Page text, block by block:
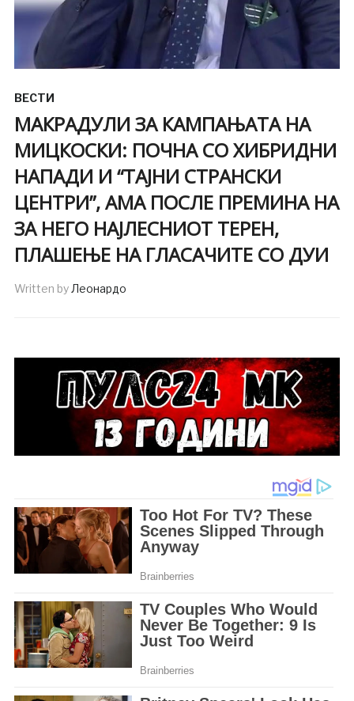
ВЕСТИ
МАКРАДУЛИ ЗА КАМПАЊАТА НА
МИЦКОСКИ: ПОЧНА СО ХИБРИДНИ
НАПАДИ И “ТАЈНИ СТРАНСКИ
ЦЕНТРИ”, АМА ПОСЛЕ ПРЕМИНА НА
ЗА НЕГО НАЈЛЕСНИОТ ТЕРЕН,
ПЛАШЕЊЕ НА ГЛАСАЧИТЕ СО ДУИ
Written byЛеонардо